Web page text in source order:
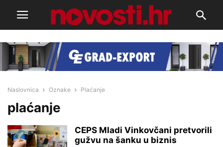
Naslovnica Oznake Plaćanje
plaćanje
CEPS Mladi Vinkovčani pretvorili
gužvu na šanku u biznis